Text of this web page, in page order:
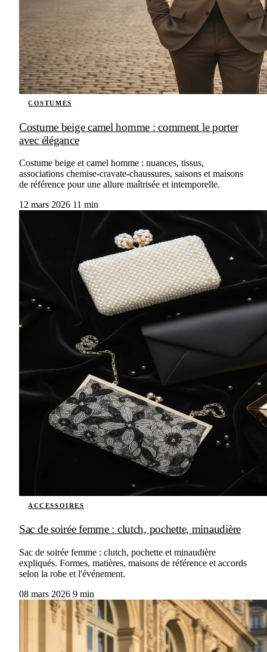
COSTUMES
Costume beige camel homme : comment le porter
avec élégance
Costume beige et camel homme : nuances, tissus,
associations chemise-cravate-chaussures, saisons et maisons
de référence pour une allure maîtrisée et intemporelle.
12 mars 2026 11 min
ACCESSOIRES
Sac de soirée femme : clutch, pochette, minaudière
Sac de soirée femme : clutch, pochette et minaudière
expliqués. Formes, matières, maisons de référence et accords
selon la robe et l'événement.
08 mars 2026 9 min